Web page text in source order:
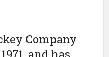
Company